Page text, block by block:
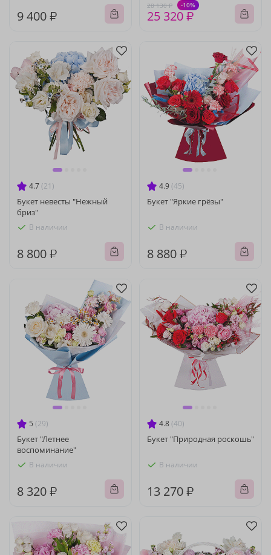
9 400 ₽
28 130 ₽ -10%
25 320 ₽
4.7 (21)
Букет невесты "Нежный
бриз"
В наличии
8 800 ₽
4.9 (45)
Букет "Яркие грёзы"
В наличии
8 880 ₽
5 (29)
Букет "Летнее
воспоминание"
В наличии
8 320 ₽
4.8 (40)
Букет "Природная роскошь"
В наличии
13 270 ₽